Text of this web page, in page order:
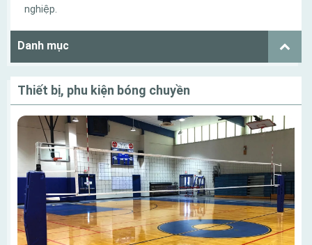
nghiệp.
Danh mục
Thiết bị, phu kiện bóng chuyền